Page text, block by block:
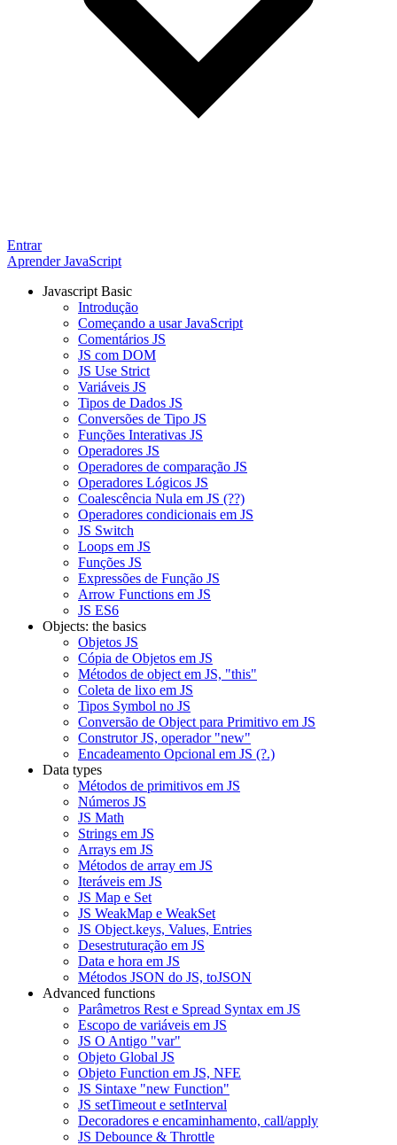
Entrar
Aprender JavaScript
Javascript Basic
Introdução
Começando a usar JavaScript
Comentários JS
JS com DOM
JS Use Strict
Variáveis JS
Tipos de Dados JS
Conversões de Tipo JS
Funções Interativas JS
Operadores JS
Operadores de comparação JS
Operadores Lógicos JS
Coalescência Nula em JS (??)
Operadores condicionais em JS
JS Switch
Loops em JS
Funções JS
Expressões de Função JS
Arrow Functions em JS
JS ES6
Objects: the basics
Objetos JS
Cópia de Objetos em JS
Métodos de object em JS, "this"
Coleta de lixo em JS
Tipos Symbol no JS
Conversão de Object para Primitivo em JS
Construtor JS, operador "new"
Encadeamento Opcional em JS (?.)
Data types
Métodos de primitivos em JS
Números JS
JS Math
Strings em JS
Arrays em JS
Métodos de array em JS
Iteráveis em JS
JS Map e Set
JS WeakMap e WeakSet
JS Object.keys, Values, Entries
Desestruturação em JS
Data e hora em JS
Métodos JSON do JS, toJSON
Advanced functions
Parâmetros Rest e Spread Syntax em JS
Escopo de variáveis em JS
JS O Antigo "var"
Objeto Global JS
Objeto Function em JS, NFE
JS Sintaxe "new Function"
JS setTimeout e setInterval
Decoradores e encaminhamento, call/apply
JS Debounce & Throttle